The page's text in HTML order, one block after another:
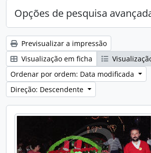
Opções de pesquisa
Previsualizar a impressão
Visualização em ficha
Ordenar por ordem: Data modificada
Direção: Descendente